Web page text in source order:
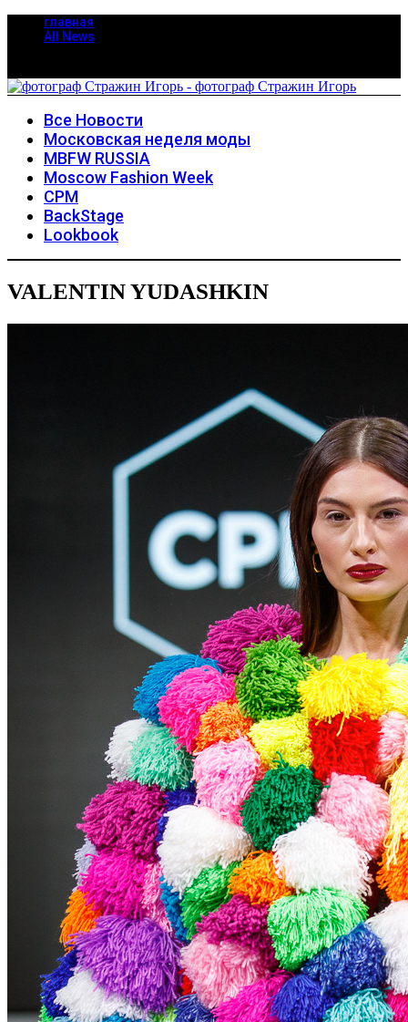
главная
All News
Все Новости
Московская неделя моды
MBFW RUSSIA
Moscow Fashion Week
CPM
BackStage
Lookbook
VALENTIN YUDASHKIN